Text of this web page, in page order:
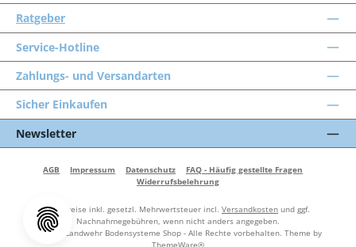
Ratgeber
Service-Hotline
Zahlungs- und Versandarten
Sicher Einkaufen
Newsletter
AGB Impressum Datenschutz
FAQ - Häufig gestellte Fragen
Widerrufsbelehrung
Alle Preise inkl. gesetzl. Mehrwertsteuer incl. Versandkosten und ggf.
Nachnahmegebühren, wenn nicht anders angegeben.
© 2026 Landwehr Bodensysteme Shop - Alle Rechte vorbehalten. Theme by
ThemeWare®